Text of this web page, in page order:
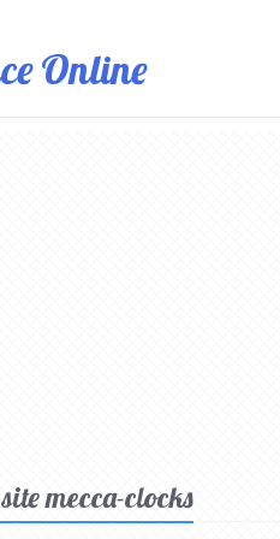
Online
mecca-clocks